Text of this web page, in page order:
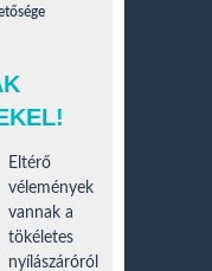
Eltérő
vélemények
vannak a
tökéletes
nyílászáróról